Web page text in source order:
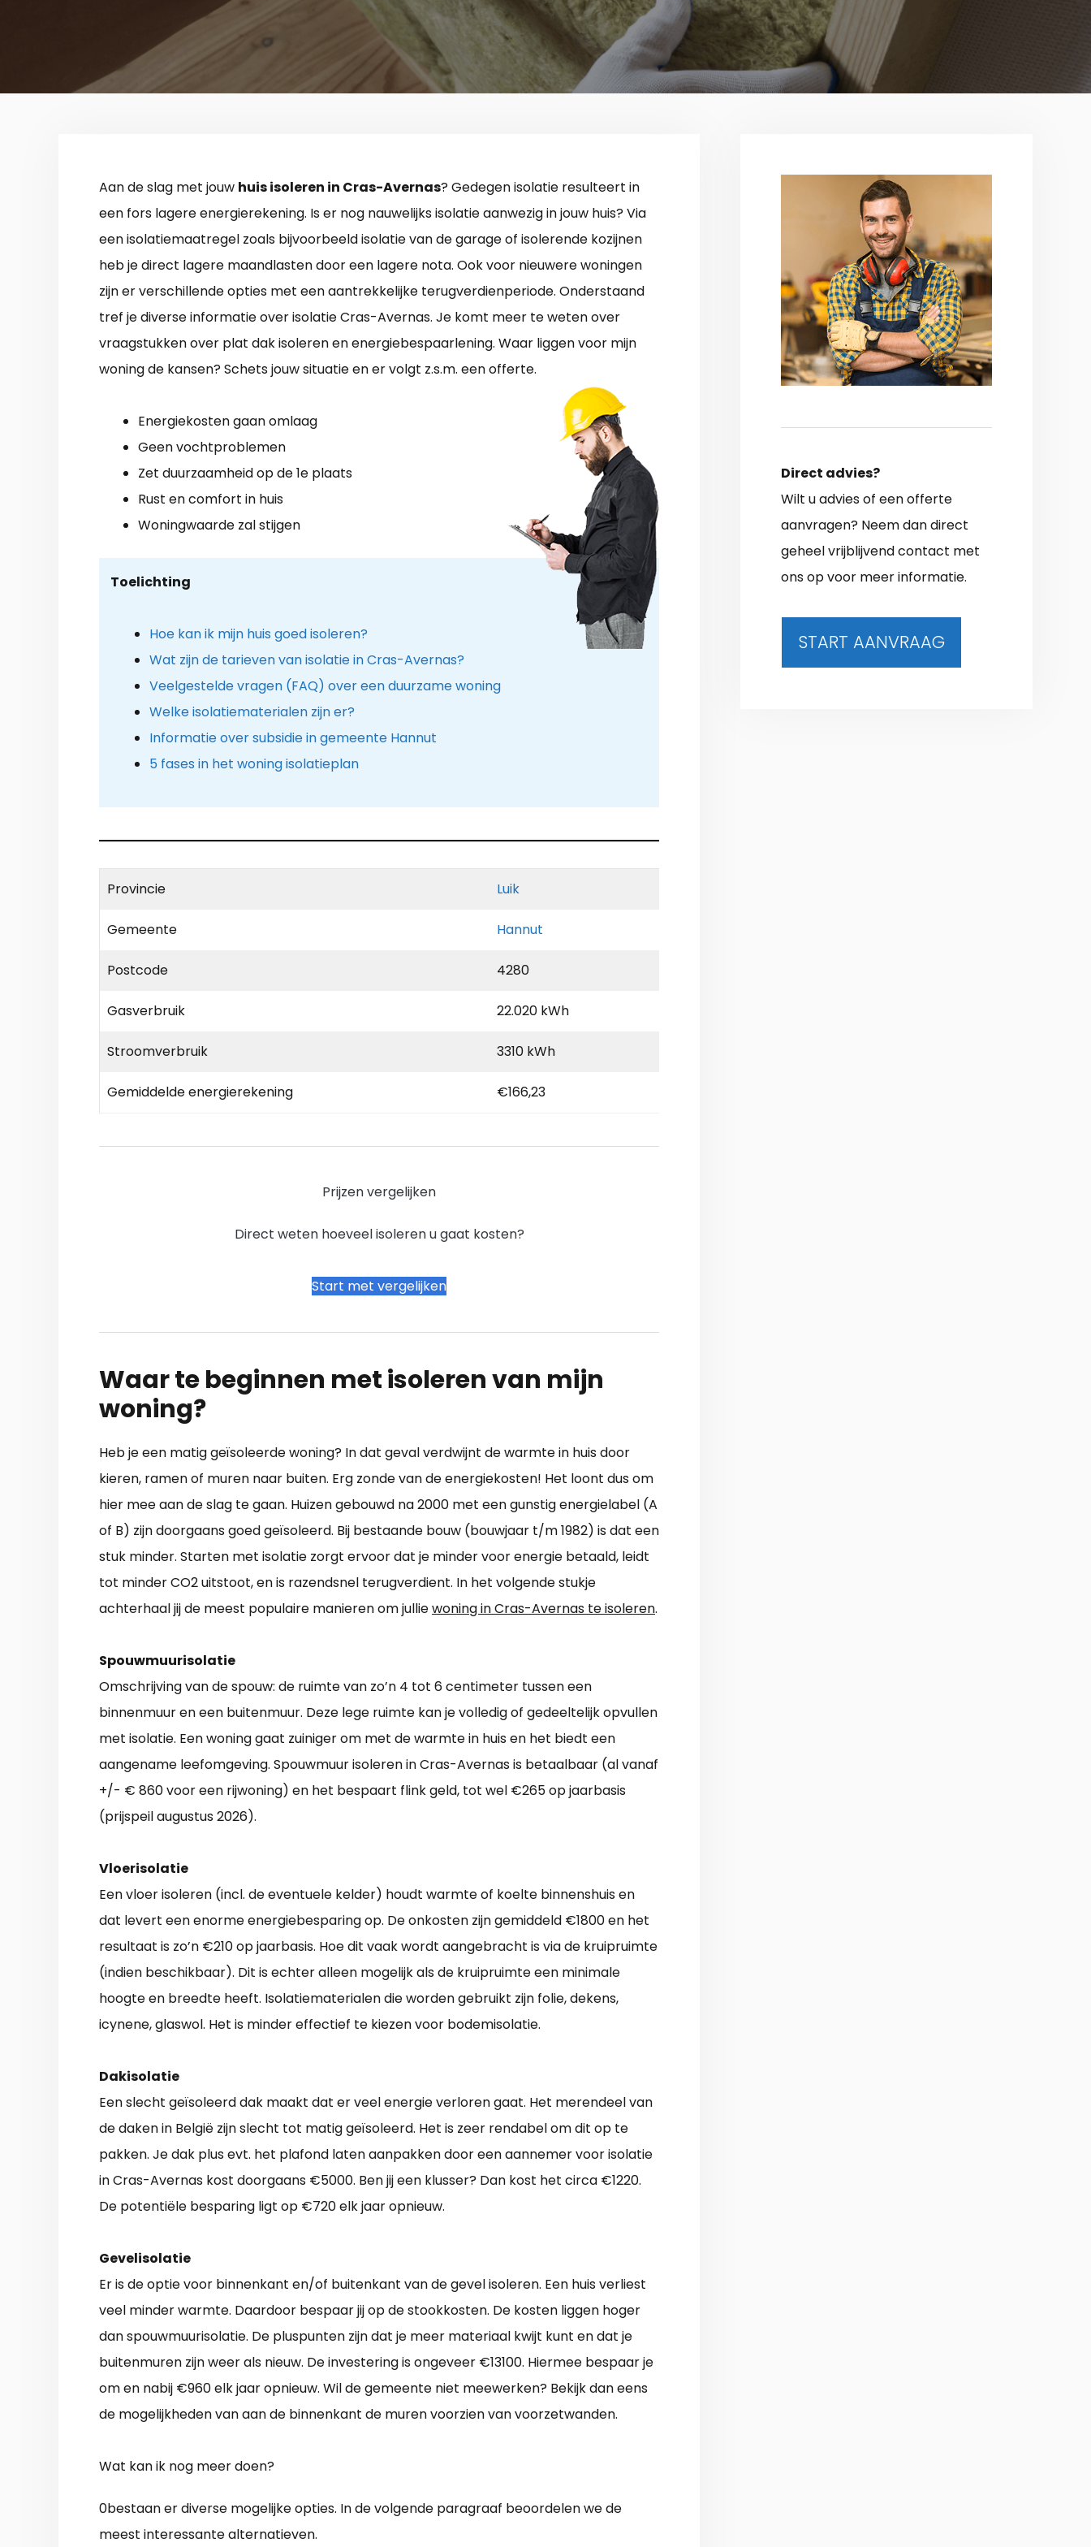
Aan de slag met jouw huis isoleren in Cras-Avernas? Gedegen isolatie resulteert in
een fors lagere energierekening. Is er nog nauwelijks isolatie aanwezig in jouw huis? Via
een isolatiemaatregel zoals bijvoorbeeld isolatie van de garage of isolerende kozijnen
heb je direct lagere maandlasten door een lagere nota. Ook voor nieuwere woningen
zijn er verschillende opties met een aantrekkelijke terugverdienperiode. Onderstaand
tref je diverse informatie over isolatie Cras-Avernas. Je komt meer te weten over
vraagstukken over plat dak isoleren en energiebespaarlening. Waar liggen voor mijn
woning de kansen? Schets jouw situatie en er volgt z.s.m. een offerte.
Energiekosten gaan omlaag
Geen vochtproblemen
Zet duurzaamheid op de 1e plaats
Rust en comfort in huis
Woningwaarde zal stijgen
Toelichting
Hoe kan ik mijn huis goed isoleren?
Wat zijn de tarieven van isolatie in Cras-Avernas?
Veelgestelde vragen (FAQ) over een duurzame woning
Welke isolatiematerialen zijn er?
Informatie over subsidie in gemeente Hannut
5 fases in het woning isolatieplan
Provincie Luik
Gemeente Hannut
Postcode 4280
Gasverbruik 22.020 kWh
Stroomverbruik 3310 kWh
Gemiddelde energierekening €166,23
Prijzen vergelijken
Direct weten hoeveel isoleren u gaat kosten?
Start met vergelijken
Waar te beginnen met isoleren van mijn
woning?
Heb je een matig geïsoleerde woning? In dat geval verdwijnt de warmte in huis door
kieren, ramen of muren naar buiten. Erg zonde van de energiekosten! Het loont dus om
hier mee aan de slag te gaan. Huizen gebouwd na 2000 met een gunstig energielabel (A
of B) zijn doorgaans goed geïsoleerd. Bij bestaande bouw (bouwjaar t/m 1982) is dat een
stuk minder. Starten met isolatie zorgt ervoor dat je minder voor energie betaald, leidt
tot minder CO2 uitstoot, en is razendsnel terugverdient. In het volgende stukje
achterhaal jij de meest populaire manieren om julliewoning in Cras-Avernas te isoleren.
Spouwmuurisolatie
Omschrijving van de spouw: de ruimte van zo’n 4 tot 6 centimeter tussen een
binnenmuur en een buitenmuur. Deze lege ruimte kan je volledig of gedeeltelijk opvullen
met isolatie. Een woning gaat zuiniger om met de warmte in huis en het biedt een
aangename leefomgeving. Spouwmuur isoleren in Cras-Avernas is betaalbaar (al vanaf
+/- € 860 voor een rijwoning) en het bespaart flink geld, tot wel €265 op jaarbasis
(prijspeil augustus 2026).
Vloerisolatie
Een vloer isoleren (incl. de eventuele kelder) houdt warmte of koelte binnenshuis en
dat levert een enorme energiebesparing op. De onkosten zijn gemiddeld €1800 en het
resultaat is zo’n €210 op jaarbasis. Hoe dit vaak wordt aangebracht is via de kruipruimte
(indien beschikbaar). Dit is echter alleen mogelijk als de kruipruimte een minimale
hoogte en breedte heeft. Isolatiematerialen die worden gebruikt zijn folie, dekens,
icynene, glaswol. Het is minder effectief te kiezen voor bodemisolatie.
Dakisolatie
Een slecht geïsoleerd dak maakt dat er veel energie verloren gaat. Het merendeel van
de daken in België zijn slecht tot matig geïsoleerd. Het is zeer rendabel om dit op te
pakken. Je dak plus evt. het plafond laten aanpakken door een aannemer voor isolatie
in Cras-Avernas kost doorgaans €5000. Ben jij een klusser? Dan kost het circa €1220.
De potentiële besparing ligt op €720 elk jaar opnieuw.
Gevelisolatie
Er is de optie voor binnenkant en/of buitenkant van de gevel isoleren. Een huis verliest
veel minder warmte. Daardoor bespaar jij op de stookkosten. De kosten liggen hoger
dan spouwmuurisolatie. De pluspunten zijn dat je meer materiaal kwijt kunt en dat je
buitenmuren zijn weer als nieuw. De investering is ongeveer €13100. Hiermee bespaar je
om en nabij €960 elk jaar opnieuw. Wil de gemeente niet meewerken? Bekijk dan eens
de mogelijkheden van aan de binnenkant de muren voorzien van voorzetwanden.
Wat kan ik nog meer doen?
0bestaan er diverse mogelijke opties. In de volgende paragraaf beoordelen we de
meest interessante alternatieven.
Direct advies?
Wilt u advies of een offerte
aanvragen? Neem dan direct
geheel vrijblijvend contact met
ons op voor meer informatie.
START AANVRAAG